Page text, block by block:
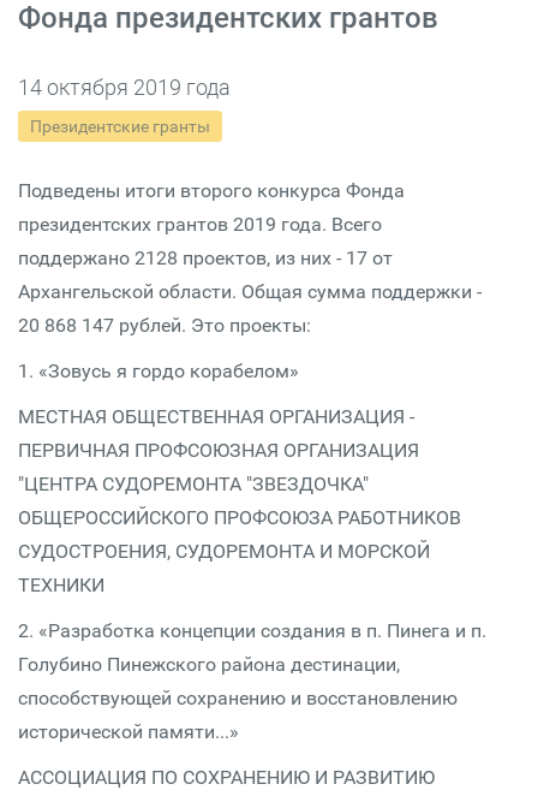
Фонда президентских грантов
14 октября 2019 года
Президентские гранты
Подведены итоги второго конкурса Фонда
президентских грантов 2019 года. Всего
поддержано 2128 проектов, из них - 17 от
Архангельской области. Общая сумма поддержки -
20 868 147 рублей. Это проекты:
1. «Зовусь я гордо корабелом»
МЕСТНАЯ ОБЩЕСТВЕННАЯ ОРГАНИЗАЦИЯ -
ПЕРВИЧНАЯ ПРОФСОЮЗНАЯ ОРГАНИЗАЦИЯ
"ЦЕНТРА СУДОРЕМОНТА "ЗВЕЗДОЧКА"
ОБЩЕРОССИЙСКОГО ПРОФСОЮЗА РАБОТНИКОВ
СУДОСТРОЕНИЯ, СУДОРЕМОНТА И МОРСКОЙ
ТЕХНИКИ
2. «Разработка концепции создания в п. Пинега и п.
Голубино Пинежского района дестинации,
способствующей сохранению и восстановлению
исторической памяти...»
АССОЦИАЦИЯ ПО СОХРАНЕНИЮ И РАЗВИТИЮ